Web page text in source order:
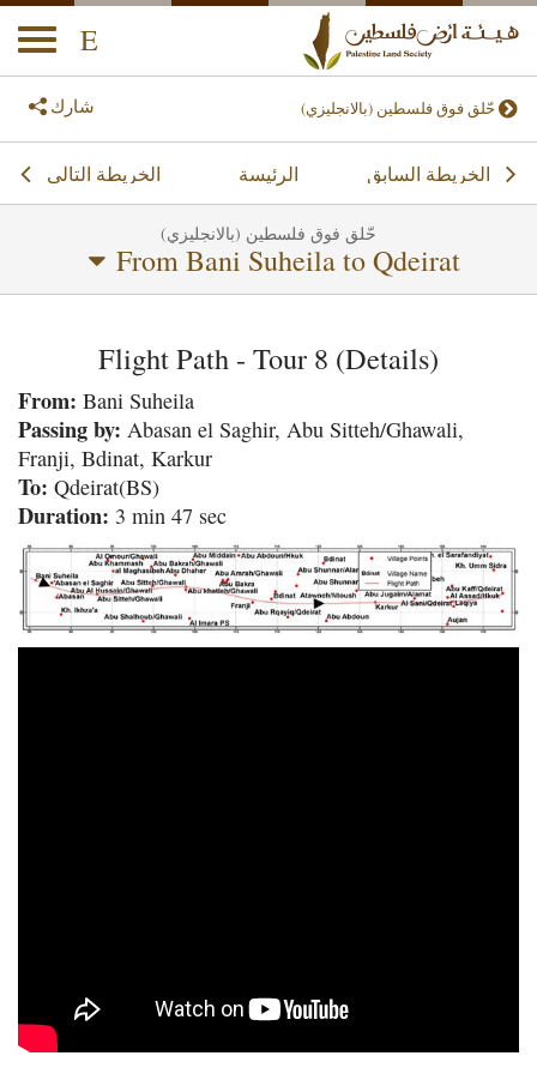
E
حّلق فوق فلسطين (بالانجليزي) شارك
الخريطة‭ ‬السابق الرئيسة الخريطة‭ ‬التالي
حّلق فوق فلسطين (بالانجليزي)
From Bani Suheila to Qdeirat
Flight Path - Tour 8 (Details)
From: Bani Suheila
Passing by: Abasan el Saghir, Abu Sitteh/Ghawali,
Franji, Bdinat, Karkur
To: Qdeirat(BS)
Duration: 3 min 47 sec